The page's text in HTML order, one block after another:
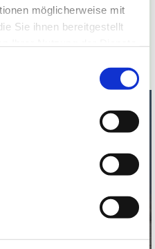
möglicherweise mit
Sie ihnen bereitgestellt
- 18:00 Uhr
Herzstück unseres
Robustheit passen